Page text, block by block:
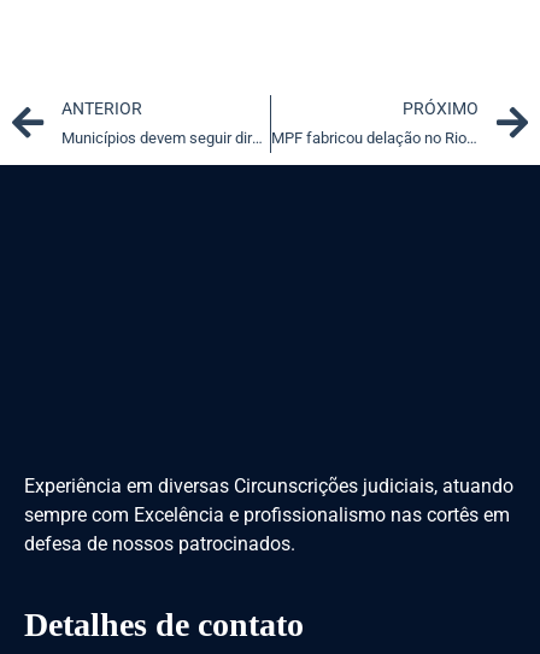
Prev
ANTERIOR
Municípios devem seguir diretrizes do Plano São Paulo, diz TJ-SP
PRÓXIMO
MPF fabricou delação no Rio de Janeiro para imobilizar advogados
Experiência em diversas Circunscrições judiciais, atuando
sempre com Excelência e profissionalismo nas cortês em
defesa de nossos patrocinados.
Detalhes de contato